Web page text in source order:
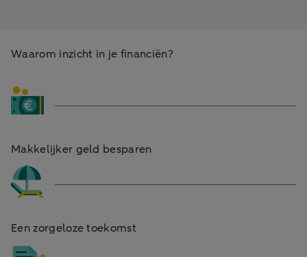
Waarom inzicht in je financiën?
Makkelijker geld besparen
Een zorgeloze toekomst